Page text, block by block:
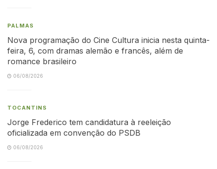
PALMAS
Nova programação do Cine Cultura inicia nesta quinta-
feira, 6, com dramas alemão e francês, além de
romance brasileiro
06/08/2026
TOCANTINS
Jorge Frederico tem candidatura à reeleição
oficializada em convenção do PSDB
06/08/2026